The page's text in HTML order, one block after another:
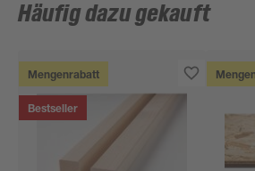
Häufig dazu gekauft
Mengenrabatt
Bestseller